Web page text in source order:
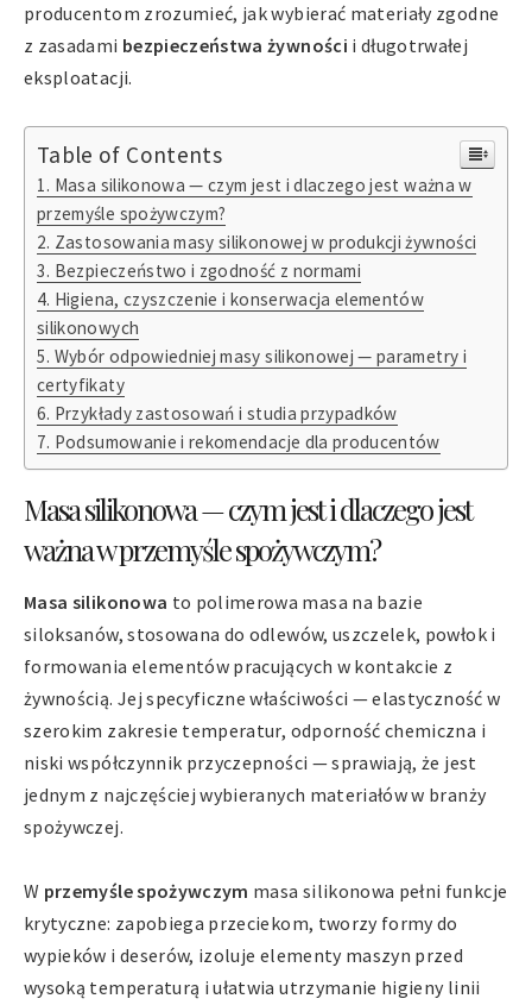
producentom zrozumieć, jak wybierać materiały zgodne
z zasadami bezpieczeństwa żywności i długotrwałej
eksploatacji.
Table of Contents
Masa silikonowa — czym jest i dlaczego jest ważna w
przemyśle spożywczym?
Zastosowania masy silikonowej w produkcji żywności
Bezpieczeństwo i zgodność z normami
Higiena, czyszczenie i konserwacja elementów
silikonowych
Wybór odpowiedniej masy silikonowej — parametry i
certyfikaty
Przykłady zastosowań i studia przypadków
Podsumowanie i rekomendacje dla producentów
Masa silikonowa — czym jest i dlaczego jest
ważna w przemyśle spożywczym?
Masa silikonowa to polimerowa masa na bazie
siloksanów, stosowana do odlewów, uszczelek, powłok i
formowania elementów pracujących w kontakcie z
żywnością. Jej specyficzne właściwości — elastyczność w
szerokim zakresie temperatur, odporność chemiczna i
niski współczynnik przyczepności — sprawiają, że jest
jednym z najczęściej wybieranych materiałów w branży
spożywczej.
W przemyśle spożywczym masa silikonowa pełni funkcje
krytyczne: zapobiega przeciekom, tworzy formy do
wypieków i deserów, izoluje elementy maszyn przed
wysoką temperaturą i ułatwia utrzymanie higieny linii